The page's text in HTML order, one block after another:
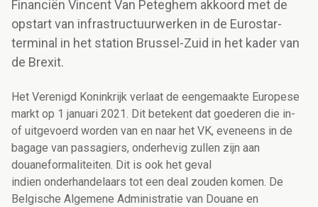
Financiën Vincent Van Peteghem akkoord met de
opstart van infrastructuurwerken in de Eurostar-
terminal in het station Brussel-Zuid in het kader van
de Brexit.
Het Verenigd Koninkrijk verlaat de eengemaakte Europese
markt op 1 januari 2021. Dit betekent dat goederen die in-
of uitgevoerd worden van en naar het VK, eveneens in de
bagage van passagiers, onderhevig zullen zijn aan
douaneformaliteiten. Dit is ook het geval
indien onderhandelaars tot een deal zouden komen. De
Belgische Algemene Administratie van Douane en